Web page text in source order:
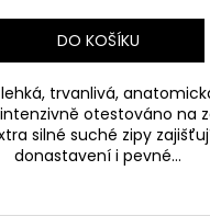
DO KOŠÍKU
trvanlivá,
otestováno na
silné suché zipy
donastavení i pevné...